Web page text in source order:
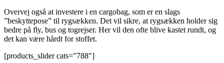
Overvej også at investere i en cargobag, som er en slags
”beskyttepose” til rygsækken. Det vil sikre, at rygsækken holder sig
bedre på fly, bus og togrejser. Her vil den ofte blive kastet rundt, og
det kan være hårdt for stoffet.
[products_slider cats=”788″]